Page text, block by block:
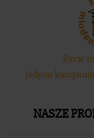
Życie
Jedyna
NASZE